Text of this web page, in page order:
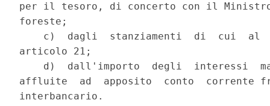
per il tesoro, di concerto con il
foreste;
c)  dagli  stanziamenti  di  cui  al
articolo 21;
d)  dall'importo  degli  interessi
affluite  ad  apposito  conto  corrente
interbancario.